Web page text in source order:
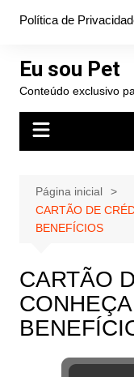
conteúdo
Política de
Eu sou Pet
Conteúdo exclusivo
Página inicial
CARTÃO DE
BENEFÍCIOS
CARTÃO